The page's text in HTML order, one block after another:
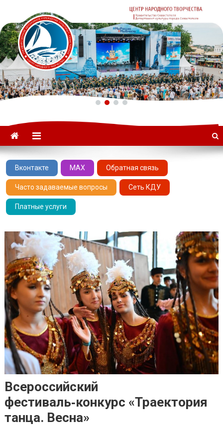
ГАУК «ЦНТ» –
Севастопольский Центр
народного творчества
Вконтакте MAX Обратная связь
Часто задаваемые вопросы Сеть КДУ
Платные услуги
Всероссийский
фестиваль‑конкурс «Траектория
танца. Весна»